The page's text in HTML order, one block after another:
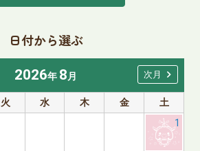
日付から選ぶ
2026年8月
火 水 木 金
土
1
次月 chevron_right